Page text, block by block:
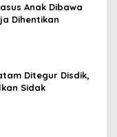
Anak Dibawa
Dihentikan
Ditegur Disdik,
Sidak